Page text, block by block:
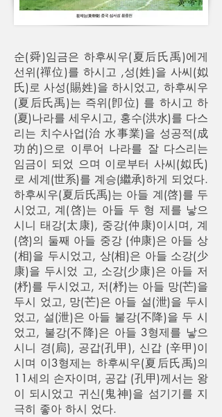
순(舜)임금은 하후씨우(夏后氏禹)에게
선위(禪位)를 하시고 ,성(姓)을 사씨(姒
氏)로 사성(賜姓)을 하시었고, 하후씨우
(夏后氏禹)는 즉위(卽位) 를 하시고 하
(夏)나라를 세우시고, 홍수(洪水)를 다스
리는 치수사업(治 水事業)을 성공적(成
功的)으로 이루어 나라를 잘 다스리는
임금이 되었 으며 이로부터 사씨(姒氏)
로 세계(世系)를 계승(繼承)하게 되었다.
하후씨우(夏后氏禹)는 아들 계(啓)를 두
시었고, 계(啓)는 아들 두 형 제를 낳으
시니 태강(太康), 중강(仲康)이시며, 계
(啓)의 둘째 아들 중강 (仲康)은 아들 상
(相)을 두시었고, 상(相)은 아들 소강(少
康)을 두시었 고, 소강(少康)은 아들 저
(杼)를 두시었고, 저(杼)는 아들 망(芒)을
두시 었고, 망(芒)은 아들 설(泄)을 두시
었고, 설(泄)은 아들 불강(不降)을 두 시
었고, 불강(不降)은 아들 3형제를 낳으
시니 경(扃), 공갑(孔甲), 신갑 (辛甲)이
시며 이3형제는 하후씨우(夏后氏禹)의
11세의 손자이며, 공갑 (孔甲)께서는 왕
이 되시었고 귀신(鬼神)을 섬기기를 지
극히 좋아 하시 었다.